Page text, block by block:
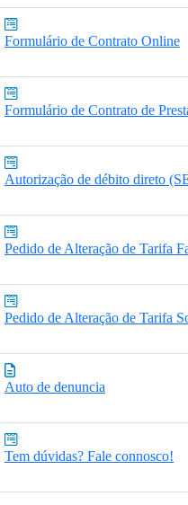
Formulário de Contrato Online
Formulário de Contrato de
Autorização de débito direto
Pedido de Alteração de Tarifa
Pedido de Alteração de Tarifa
Auto de denuncia
Tem dúvidas? Fale connosco!